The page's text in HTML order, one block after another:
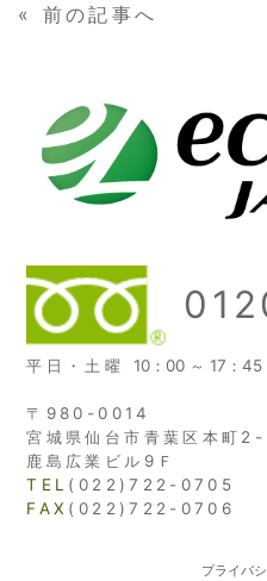
« 前の記事へ
平日・土曜 10：00 ～ 17：45
〒980-0014
宮城県仙台市青葉区本町
鹿島広業ビル9Ｆ
TEL (022)722-0705
FAX (022)722-0706
プライバ